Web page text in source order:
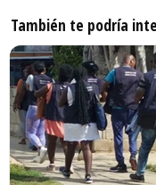
También te podría